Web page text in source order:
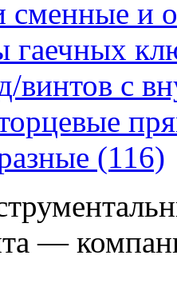
сменные и
гаечных
винтов с
(116)
—